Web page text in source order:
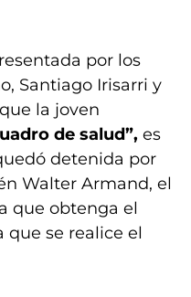
por los
Santiago Irisarri y
la joven
de salud”, es
detenida por
Walter Armand, el
que obtenga el
se realice el